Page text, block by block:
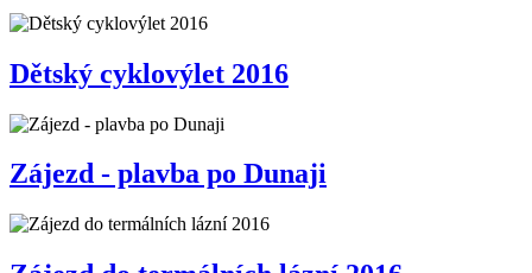
Dětský cyklovýlet 2016
Zájezd - plavba po Dunaji